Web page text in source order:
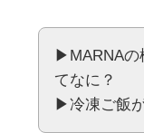
▶︎MARNA
てなに？
▶︎冷凍ご飯